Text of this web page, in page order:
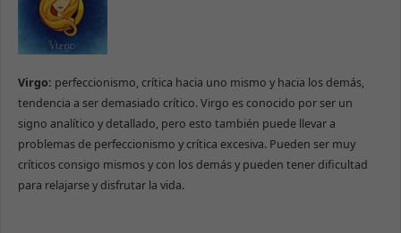
Virgo: perfeccionismo, crítica hacia uno mismo y hacia los demás,
tendencia a ser demasiado crítico. Virgo es conocido por ser un
signo analítico y detallado, pero esto también puede llevar a
problemas de perfeccionismo y crítica excesiva. Pueden ser muy
críticos consigo mismos y con los demás y pueden tener dificultad
para relajarse y disfrutar la vida.